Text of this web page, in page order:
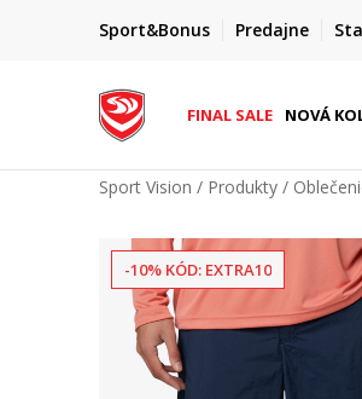
Sport&Bonus Predajne
FINAL
+ extra zľava
FINAL SALE NOVÁ
Sport Vision Produkty
-10% KÓD: EXTRA10